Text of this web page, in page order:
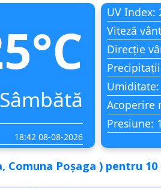
Sâmbătă
18:42 08-08-2026
UV Index:
Viteză
Direcție
Umiditate:
Acoperire
Presiune:
Comuna Poşaga ) pentru 10